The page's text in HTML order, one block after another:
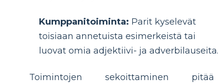
Kumppanitoiminta: Parit kyselevät
toisiaan annetuista esimerkeistä tai
luovat omia adjektiivi- ja adverbilauseita.
Toimintojen sekoittaminen pitää